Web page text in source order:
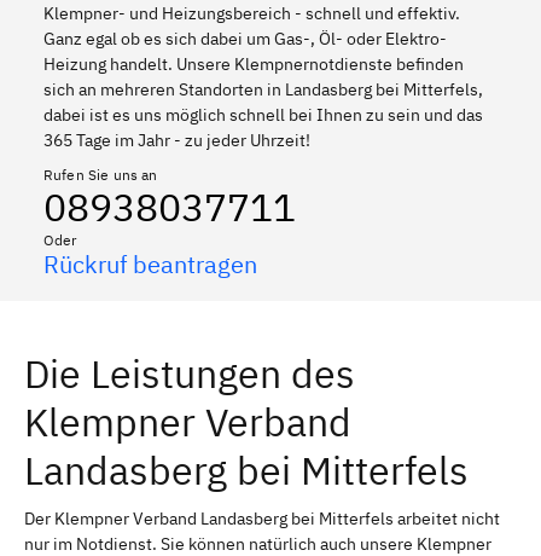
Klempner- und Heizungsbereich - schnell und effektiv.
Ganz egal ob es sich dabei um Gas-, Öl- oder Elektro-
Heizung handelt. Unsere Klempnernotdienste befinden
sich an mehreren Standorten in Landasberg bei Mitterfels,
dabei ist es uns möglich schnell bei Ihnen zu sein und das
365 Tage im Jahr - zu jeder Uhrzeit!
Rufen Sie uns an
08938037711
Oder
Rückruf beantragen
Die Leistungen des
Klempner Verband
Landasberg bei Mitterfels
Der Klempner Verband Landasberg bei Mitterfels arbeitet nicht
nur im Notdienst. Sie können natürlich auch unsere Klempner